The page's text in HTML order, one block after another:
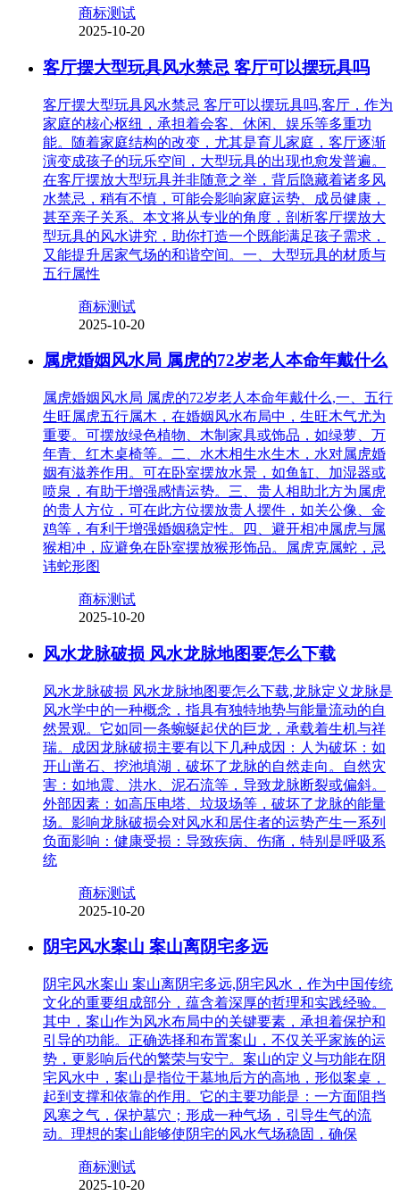
商标测试
2025-10-20
客厅摆大型玩具风水禁忌 客厅可以摆玩具吗
客厅摆大型玩具风水禁忌 客厅可以摆玩具吗,客厅，作为
家庭的核心枢纽，承担着会客、休闲、娱乐等多重功
能。随着家庭结构的改变，尤其是育儿家庭，客厅逐渐
演变成孩子的玩乐空间，大型玩具的出现也愈发普遍。
在客厅摆放大型玩具并非随意之举，背后隐藏着诸多风
水禁忌，稍有不慎，可能会影响家庭运势、成员健康，
甚至亲子关系。本文将从专业的角度，剖析客厅摆放大
型玩具的风水讲究，助你打造一个既能满足孩子需求，
又能提升居家气场的和谐空间。一、大型玩具的材质与
五行属性
商标测试
2025-10-20
属虎婚姻风水局 属虎的72岁老人本命年戴什么
属虎婚姻风水局 属虎的72岁老人本命年戴什么,一、五行
生旺属虎五行属木，在婚姻风水布局中，生旺木气尤为
重要。可摆放绿色植物、木制家具或饰品，如绿萝、万
年青、红木桌椅等。二、水木相生水生木，水对属虎婚
姻有滋养作用。可在卧室摆放水景，如鱼缸、加湿器或
喷泉，有助于增强感情运势。三、贵人相助北方为属虎
的贵人方位，可在此方位摆放贵人摆件，如关公像、金
鸡等，有利于增强婚姻稳定性。四、避开相冲属虎与属
猴相冲，应避免在卧室摆放猴形饰品。属虎克属蛇，忌
讳蛇形图
商标测试
2025-10-20
风水龙脉破损 风水龙脉地图要怎么下载
风水龙脉破损 风水龙脉地图要怎么下载,龙脉定义龙脉是
风水学中的一种概念，指具有独特地势与能量流动的自
然景观。它如同一条蜿蜒起伏的巨龙，承载着生机与祥
瑞。成因龙脉破损主要有以下几种成因：人为破坏：如
开山凿石、挖池填湖，破坏了龙脉的自然走向。自然灾
害：如地震、洪水、泥石流等，导致龙脉断裂或偏斜。
外部因素：如高压电塔、垃圾场等，破坏了龙脉的能量
场。影响龙脉破损会对风水和居住者的运势产生一系列
负面影响：健康受损：导致疾病、伤痛，特别是呼吸系
统
商标测试
2025-10-20
阴宅风水案山 案山离阴宅多远
阴宅风水案山 案山离阴宅多远,阴宅风水，作为中国传统
文化的重要组成部分，蕴含着深厚的哲理和实践经验。
其中，案山作为风水布局中的关键要素，承担着保护和
引导的功能。正确选择和布置案山，不仅关乎家族的运
势，更影响后代的繁荣与安宁。案山的定义与功能在阴
宅风水中，案山是指位于墓地后方的高地，形似案桌，
起到支撑和依靠的作用。它的主要功能是：一方面阻挡
风寒之气，保护墓穴；形成一种气场，引导生气的流
动。理想的案山能够使阴宅的风水气场稳固，确保
商标测试
2025-10-20